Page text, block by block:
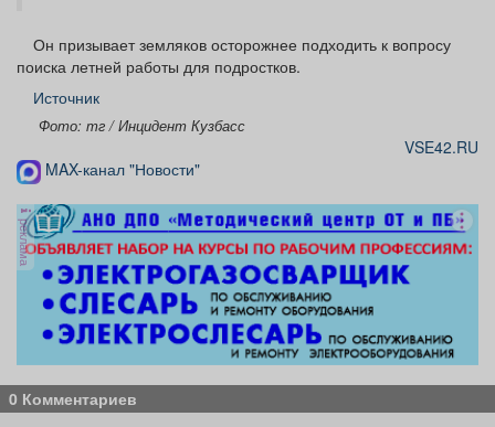
Он призывает земляков осторожнее подходить к вопросу
поиска летней работы для подростков.
Источник
Фото: тг / Инцидент Кузбасс
VSE42.RU
MAX-канал "Новости"
реклама
0 Комментариев